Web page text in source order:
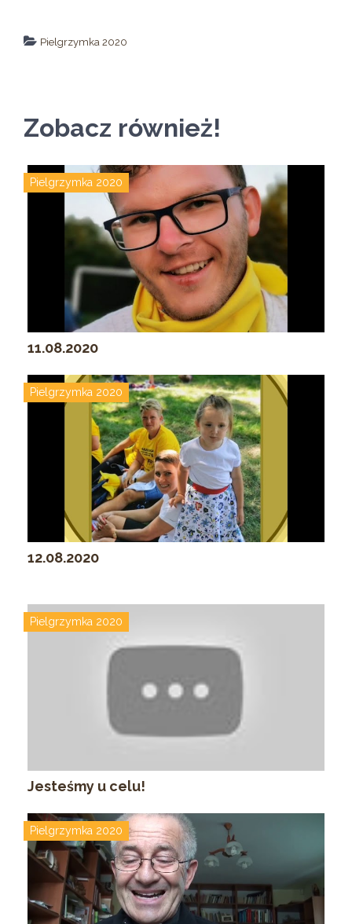
Pielgrzymka 2020
Zobacz również!
Pielgrzymka 2020
11.08.2020
Pielgrzymka 2020
12.08.2020
Pielgrzymka 2020
Jesteśmy u celu!
Pielgrzymka 2020